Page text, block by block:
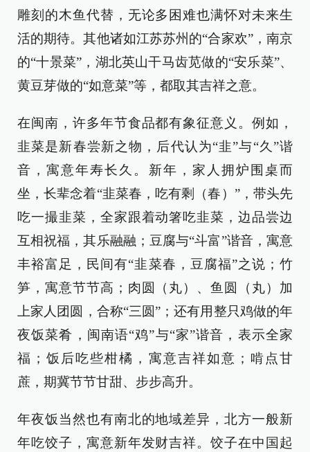
雕刻的木鱼代替，无论多困难也满怀对未来生
活的期待。其他诸如江苏苏州的“合家欢”，南京
的“十景菜”，湖北英山干马齿苋做的“安乐菜”、
黄豆芽做的“如意菜”等，都取其吉祥之意。
在闽南，许多年节食品都有象征意义。例如，
韭菜是新春尝新之物，后代认为“韭”与“久”谐
音，寓意年寿长久。新年，家人拥炉围桌而
坐，长辈念着“韭菜春，吃有剩（春）”，带头先
吃一撮韭菜，全家跟着动箸吃韭菜，边品尝边
互相祝福，其乐融融；豆腐与“斗富”谐音，寓意
丰裕富足，民间有“韭菜春，豆腐福”之说；竹
笋，寓意节节高；肉圆（丸）、鱼圆（丸）加
上家人团圆，合称“三圆”；还有用整只鸡做的年
夜饭菜肴，闽南语“鸡”与“家”谐音，表示全家
福；饭后吃些柑橘，寓意吉祥如意；啃点甘
蔗，期冀节节甘甜、步步高升。
年夜饭当然也有南北的地域差异，北方一般新
年吃饺子，寓意新年发财吉祥。饺子在中国起